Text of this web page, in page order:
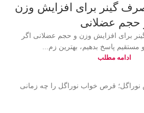
گینر برای افزایش وزن
حجم عضلانی
برای افزایش وزن و حجم عضلانی اگر
مستقیم پاسخ بدهیم، بهترین زم...
ادامه مطلب